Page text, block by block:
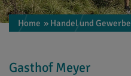
Home » Handel und Gewerbe
Gasthof Meyer